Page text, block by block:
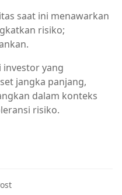
saat ini menawarkan
risiko;
investor yang
jangka panjang,
dalam konteks
risiko.